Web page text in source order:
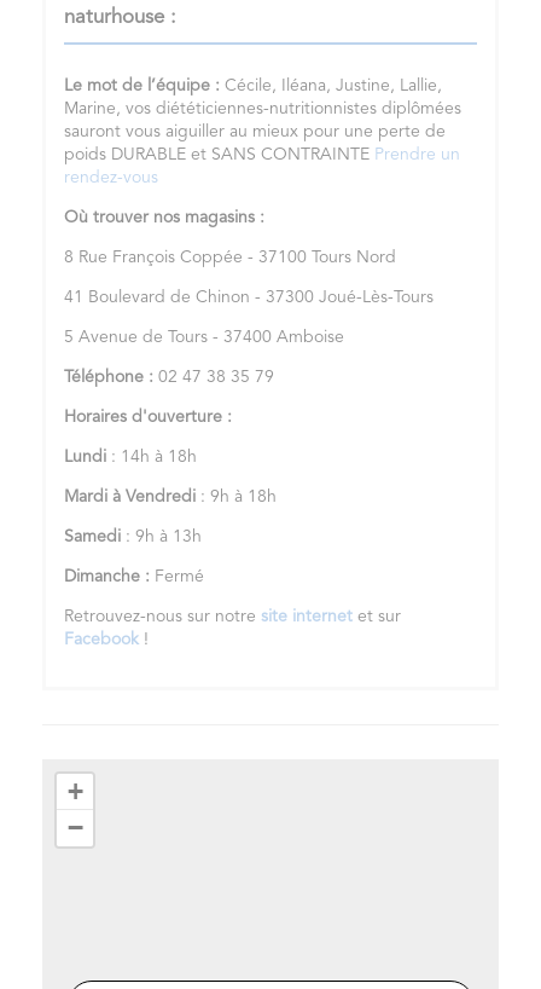
naturhouse :
Le mot de l’équipe : Cécile, Iléana, Justine, Lallie,
Marine, vos diététiciennes-nutritionnistes diplômées
sauront vous aiguiller au mieux pour une perte de
poids DURABLE et SANS CONTRAINTE Prendre un
rendez-vous
Où trouver nos magasins :
8 Rue François Coppée - 37100 Tours Nord
41 Boulevard de Chinon - 37300 Joué-Lès-Tours
5 Avenue de Tours - 37400 Amboise
Téléphone : 02 47 38 35 79
Horaires d'ouverture :
Lundi : 14h à 18h
Mardi à Vendredi : 9h à 18h
Samedi : 9h à 13h
Dimanche : Fermé
Retrouvez-nous sur notre site internet et sur
Facebook !
+
−